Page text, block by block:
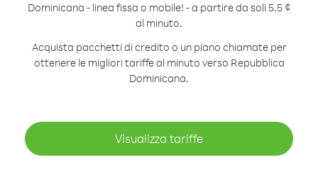
Dominicana - linea fissa o mobile! - a partire da soli 5.5 ¢
al minuto.
Acquista pacchetti di credito o un piano chiamate per
ottenere le migliori tariffe al minuto verso Repubblica
Dominicana.
Visualizza tariffe